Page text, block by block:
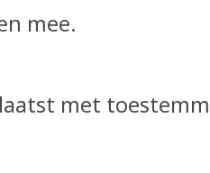
mee.
met